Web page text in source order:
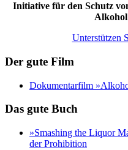
Initiative für den Schutz
Unterstützen
Der gute Film
Dokumentarfilm
Das gute Buch
»Smashing the Liquor
der Prohibition